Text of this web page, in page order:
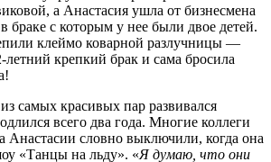
а Анастасия ушла от бизнесмена
браке с которым у нее были двое детей.
клеймо коварной разлучницы —
летний крепкий брак и сама бросила
самых красивых пар развивался
всего два года. Многие коллеги
Анастасии словно выключили, когда она
«Танцы на льду». «Я думаю, что они